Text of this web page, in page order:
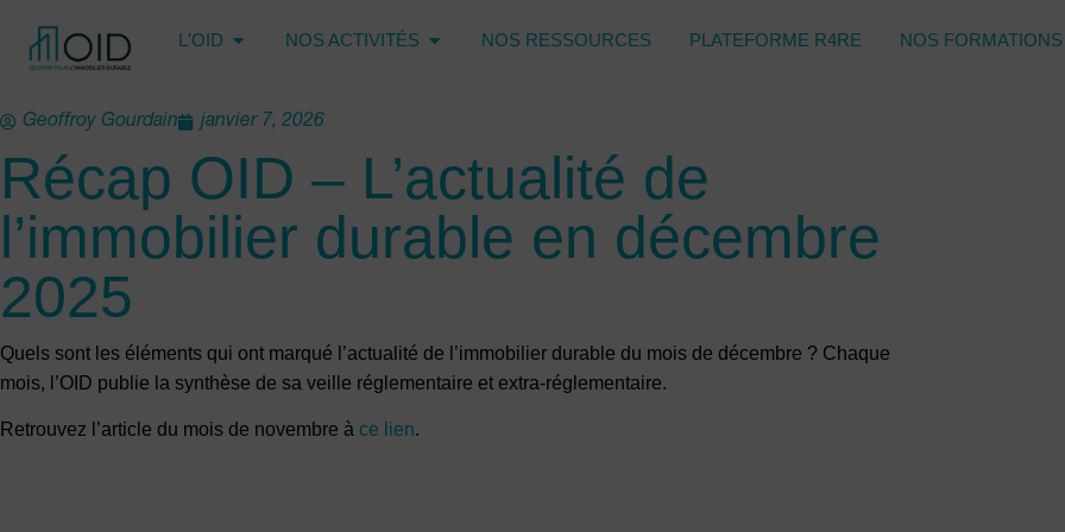
L'OID NOS ACTIVITÉS NOS RESSOURCES PLATEFORME R4RE NOS FORMATIONS
Geoffroy Gourdain janvier 7, 2026
Récap OID – L’actualité de
l’immobilier durable en décembre
2025
Quels sont les éléments qui ont marqué l’actualité de l’immobilier durable du mois de décembre ? Chaque
mois, l’OID publie la synthèse de sa veille réglementaire et extra-réglementaire.
Retrouvez l’article du mois de novembre à ce lien.